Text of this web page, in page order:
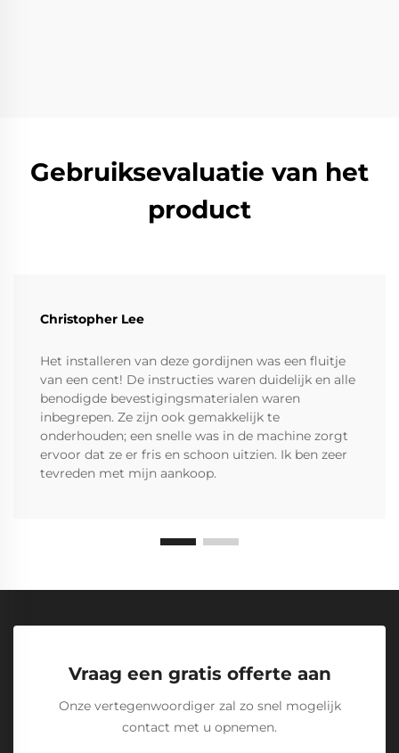
Gebruiksevaluatie van het
product
Christopher Lee
Het installeren van deze gordijnen was een fluitje
van een cent! De instructies waren duidelijk en alle
benodigde bevestigingsmaterialen waren
inbegrepen. Ze zijn ook gemakkelijk te
onderhouden; een snelle was in de machine zorgt
ervoor dat ze er fris en schoon uitzien. Ik ben zeer
tevreden met mijn aankoop.
Vraag een gratis offerte aan
Onze vertegenwoordiger zal zo snel mogelijk
contact met u opnemen.